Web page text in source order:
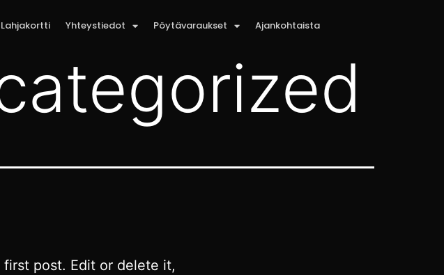
Lahjakortti Yhteystiedot Pöytävaraukset Ajankohtaista
first post. Edit or delete it,